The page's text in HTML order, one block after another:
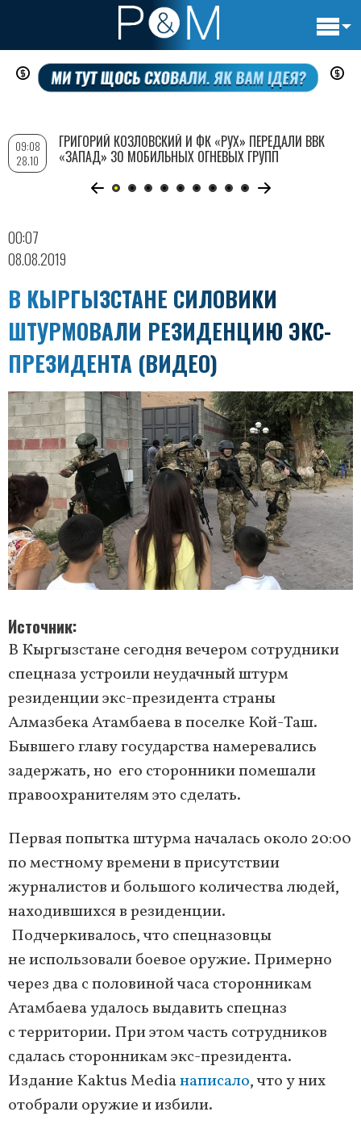
Перейти
содержанию
00:07
08.08.2019
В КЫРГЫЗCТАНЕ СИЛОВИКИ
ШТУРМОВАЛИ РЕЗИДЕНЦИЮ ЭКС-
ПРЕЗИДЕНТА (ВИДЕО)
Источник
В Кыргызстане сегодня вечером сотрудники
спецназа устроили неудачный штурм
резиденции экс-президента страны
Алмазбека Атамбаева в поселке Кой-Таш.
Бывшего главу государства намеревались
задержать, но его сторонники помешали
правоохранителям это сделать.
Первая попытка штурма началась около 20:00
по местному времени в присутствии
журналистов и большого количества людей,
находившихся в резиденции.
Подчеркивалось, что спецназовцы
не использовали боевое оружие. Примерно
через два с половиной часа сторонникам
Атамбаева удалось выдавить спецназ
с территории. При этом часть сотрудников
сдалась сторонникам экс-президента.
Издание Kaktus Mediaнаписало, что у них
отобрали оружие и избили.
09:08
28.10
ГРИГОРИЙ КОЗЛОВСКИЙ И ФК «РУХ» ПЕРЕДАЛИ ВВК
«ЗАПАД» 30 МОБИЛЬНЫХ ОГНЕВЫХ ГРУПП